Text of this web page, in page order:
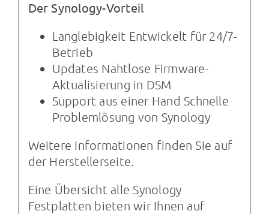
Der Synology-Vorteil
Langlebigkeit Entwickelt für 24/7-
Betrieb
Updates Nahtlose Firmware-
Aktualisierung in DSM
Support aus einer Hand Schnelle
Problemlösung von Synology
Weitere Informationen finden Sie auf
der Herstellerseite.
Eine Übersicht alle Synology
Festplatten bieten wir Ihnen auf